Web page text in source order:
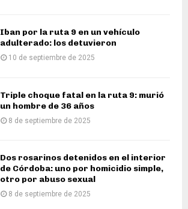
Iban por la ruta 9 en un vehículo
adulterado: los detuvieron
10 de septiembre de 2025
Triple choque fatal en la ruta 9: murió
un hombre de 36 años
8 de septiembre de 2025
Dos rosarinos detenidos en el interior
de Córdoba: uno por homicidio simple,
otro por abuso sexual
8 de septiembre de 2025